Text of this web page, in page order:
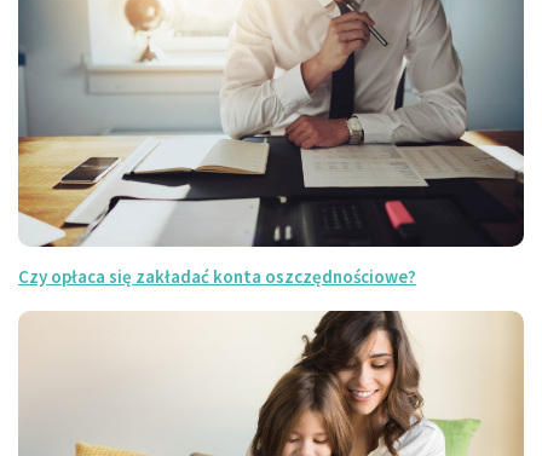
Czy opłaca się zakładać konta oszczędnościowe?